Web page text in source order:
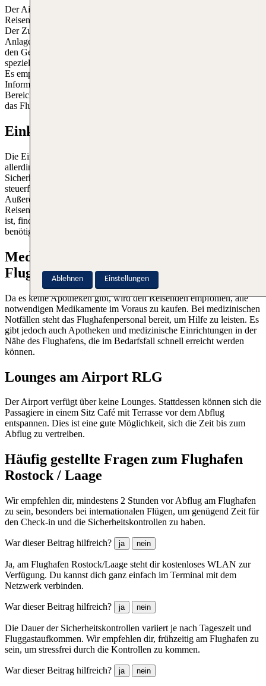
Der Airport Rostock ist speziell auf die Barrierefreiheit für alle
Reisenden, auch für Menschen mit Behinderungen, ausgerichtet.
Der Zugang zum Terminalgebäude, den Parkplätzen, den sanitären
Anlagen, den Aufzügen, den gastronomischen Einrichtungen und
den Geschäften ist barrierefrei. Für behinderte Reisende sind auch
spezielle Parkplätze reserviert, die kostenlos genutzt werden können.
Es empfiehlt sich jedoch, auf der offiziellen Website nach aktuellen
Informationen zu suchen. Der Flughafen sorgt dafür, dass alle
Bereiche leicht zugänglich sind, und bietet bei Bedarf Hilfe durch
das Flughafenpersonal an.
Einkaufen am Flughafen Rostock
Die Einkaufsmöglichkeiten am Rostock Airport sind begrenzt,
allerdings gibt es einen Duty-Free-Shop im Abflugbereich nach der
Sicherheitskontrolle. Hier können Reisende vor ihrem Flug
steuerfreie Waren wie Parfüm, Alkohol und Souvenirs kaufen.
Außerdem gibt es ein Café mit Besucherterrasse, in dem sich die
Reisenden entspannen können. Obwohl das Angebot überschaubar
ist, finden Reisende hier alles, was sie für eine angenehme Reise
benötigen.
Medizinische Einrichtungen am Rostock
Flughafen
Da es keine Apotheken gibt, wird den Reisenden empfohlen, alle
notwendigen Medikamente im Voraus zu kaufen. Bei medizinischen
Notfällen steht das Flughafenpersonal bereit, um Hilfe zu leisten. Es
gibt jedoch auch Apotheken und medizinische Einrichtungen in der
Nähe des Flughafens, die im Bedarfsfall schnell erreicht werden
können.
Lounges am Airport RLG
Der Airport verfügt über keine Lounges. Stattdessen können sich die
Passagiere in einem Sitz Café mit Terrasse vor dem Abflug
entspannen. Dies ist eine gute Möglichkeit, sich die Zeit bis zum
Abflug zu vertreiben.
Häufig gestellte Fragen zum Flughafen
Rostock / Laage
Wir empfehlen dir, mindestens 2 Stunden vor Abflug am Flughafen
zu sein, besonders bei internationalen Flügen, um genügend Zeit für
den Check-in und die Sicherheitskontrollen zu haben.
War dieser Beitrag hilfreich? ja nein
Ja, am Flughafen Rostock/Laage steht dir kostenloses WLAN zur
Verfügung. Du kannst dich ganz einfach im Terminal mit dem
Netzwerk verbinden.
War dieser Beitrag hilfreich? ja nein
Die Dauer der Sicherheitskontrollen variiert je nach Tageszeit und
Fluggastaufkommen. Wir empfehlen dir, frühzeitig am Flughafen zu
sein, um stressfrei durch die Kontrollen zu kommen.
War dieser Beitrag hilfreich? ja nein
Ablehnen Einstellungen